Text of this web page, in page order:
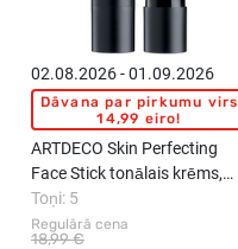
02.08.2026 - 01.09.2026
Dāvana par pirkumu virs
14,99 eiro!
ARTDECO Skin Perfecting
Face Stick tonālais krēms,
11g
Regulārā cena
18,99 €
Toņi: 5